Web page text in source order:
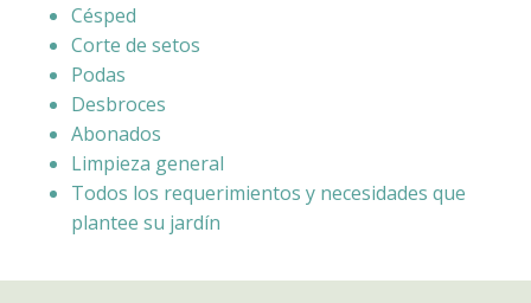
Césped
Corte de setos
Podas
Desbroces
Abonados
Limpieza general
Todos los requerimientos y necesidades que
plantee su jardín